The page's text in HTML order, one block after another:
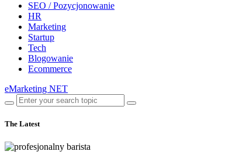
SEO / Pozycjonowanie
HR
Marketing
Startup
Tech
Blogowanie
Ecommerce
eMarketing NET
The Latest